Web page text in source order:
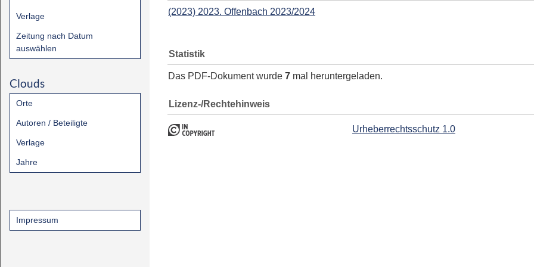
Verlage
Zeitung nach Datum
auswählen
Clouds
Orte
Autoren / Beteiligte
Verlage
Jahre
Impressum
(2023) 2023. Offenbach 2023/2024
Statistik
Das PDF-Dokument wurde 7 mal heruntergeladen.
Lizenz-/Rechtehinweis
Urheberrechtsschutz 1.0